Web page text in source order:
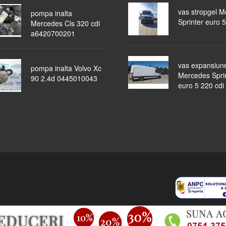
pompa inalta
Mercedes Cls 320 cdi
a6420700201
pompa inalta Volvo Xc
90 2.4d 0445010043
vas stropgel
Sprinter euro
vas
Mercedes
euro 5 220 cdi
piese auto masini dezmembrate ocazii lichidari